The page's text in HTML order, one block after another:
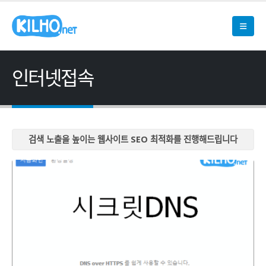
인터넷접속
검색 노출을 높이는 웹사이트 SEO 최적화를 진행해드립니다
검색 노출을 높이는 웹사이트 SEO 최적화를 진행해드립니다
검색 노출을 높이는 웹사이트 SEO 최적화를 진행해드립니다